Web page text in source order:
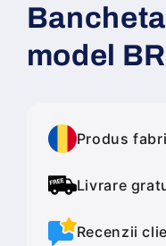
model
Produs
Livrare
Recenzii